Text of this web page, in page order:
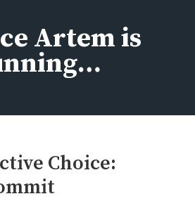
Artem is
Choice: